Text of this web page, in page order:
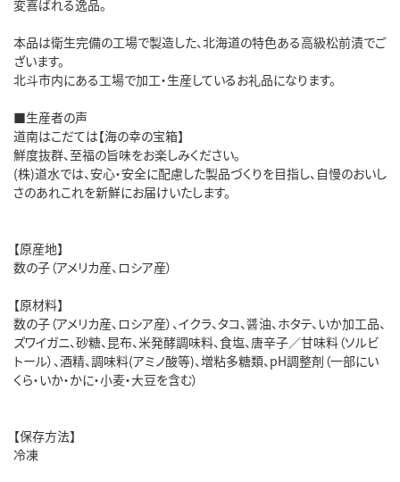
変喜ばれる逸品。
本品は衛生完備の工場で製造した、北海道の特色ある高級松前漬でご
ざいます。
北斗市内にある工場で加工・生産しているお礼品になります。
■生産者の声
道南はこだては【海の幸の宝箱】
鮮度抜群、至福の旨味をお楽しみください。
(株)道水では、安心・安全に配慮した製品づくりを目指し、自慢のおいし
さのあれこれを新鮮にお届けいたします。
【原産地】
数の子（アメリカ産、ロシア産）
【原材料】
数の子（アメリカ産、ロシア産）、イクラ、タコ、醤油、ホタテ、いか加工品、
ズワイガニ、砂糖、昆布、米発酵調味料、食塩、唐辛子／甘味料（ソルビ
トール）、酒精、調味料(アミノ酸等)、増粘多糖類、pH調整剤（一部にい
くら・いか・かに・小麦・大豆を含む）
【保存方法】
冷凍